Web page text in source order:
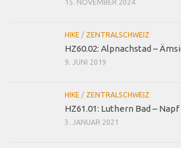
15. NOVEMBER 2024
HIKE / ZENTRALSCHWEIZ
HZ60.02: Alpnachstad –
9. JUNI 2019
HIKE / ZENTRALSCHWEIZ
HZ61.01: Luthern Bad – Napf
3. JANUAR 2021